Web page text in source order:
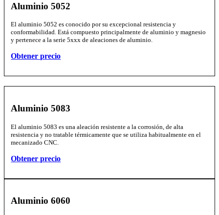
Aluminio 5052
El aluminio 5052 es conocido por su excepcional resistencia y
conformabilidad. Está compuesto principalmente de aluminio y magnesio
y pertenece a la serie 5xxx de aleaciones de aluminio.
Obtener precio
Aluminio 5083
El aluminio 5083 es una aleación resistente a la corrosión, de alta
resistencia y no tratable térmicamente que se utiliza habitualmente en el
mecanizado CNC.
Obtener precio
Aluminio 6060